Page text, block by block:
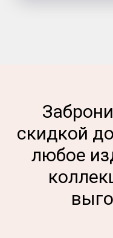
скидкой
любое